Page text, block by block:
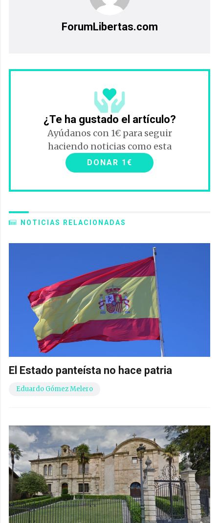
ForumLibertas.com
¿Te ha gustado el artículo?
Ayúdanos con 1€ para seguir
haciendo noticias como esta
DONAR 1€
NOTICIAS RELACIONADAS
El Estado panteísta no hace patria
Eduardo Gómez Melero